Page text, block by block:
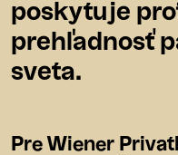
poskytuje
prehľadnosť
sveta.
Pre Wiener